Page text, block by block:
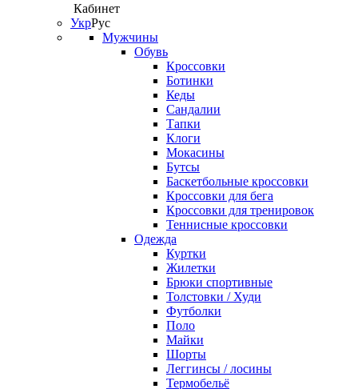
Кабинет
УкрРус
Мужчины
Обувь
Кроссовки
Ботинки
Кеды
Сандалии
Тапки
Клоги
Мокасины
Бутсы
Баскетбольные кроссовки
Кроссовки для бега
Кроссовки для тренировок
Теннисные кроссовки
Одежда
Куртки
Жилетки
Брюки спортивные
Толстовки / Худи
Футболки
Поло
Майки
Шорты
Леггинсы / лосины
Термобельё